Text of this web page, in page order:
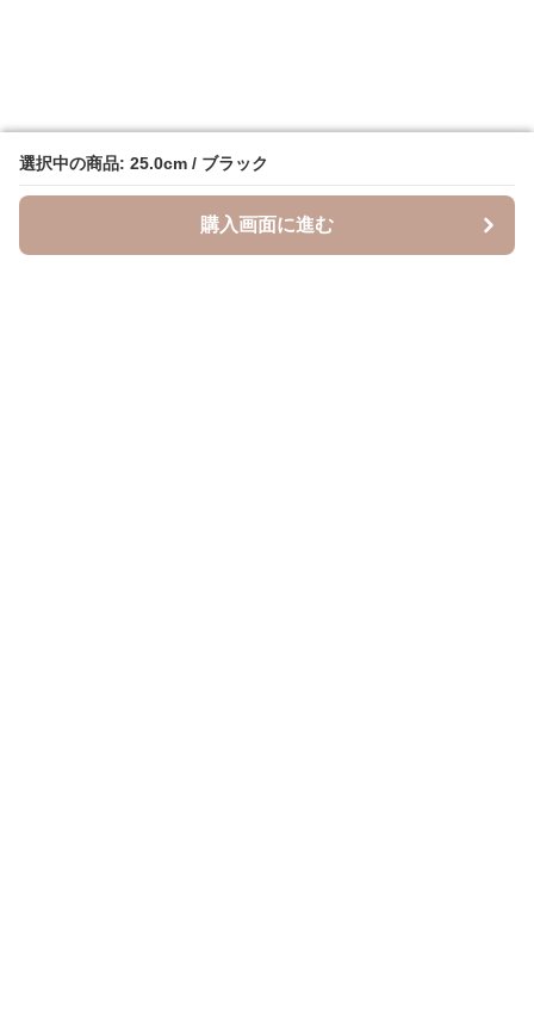
選択中の商品: 25.0cm / ブラック
購入画面に進む
選択中の商品: 25.0cm / ブラック
購入画面に進む